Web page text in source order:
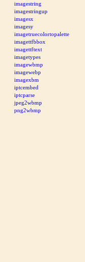
imagestring
imagestringup
imagesx
imagesy
imagetruecolortopalette
imagettfbbox
imagettftext
imagetypes
imagewbmp
imagewebp
imagexbm
iptcembed
iptcparse
jpeg2wbmp
png2wbmp